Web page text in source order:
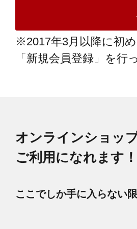
※2017年3月以降に初
「新規会員登録」を
オンラインショッ
ご利用になれます！
ここでしか手に入らない限